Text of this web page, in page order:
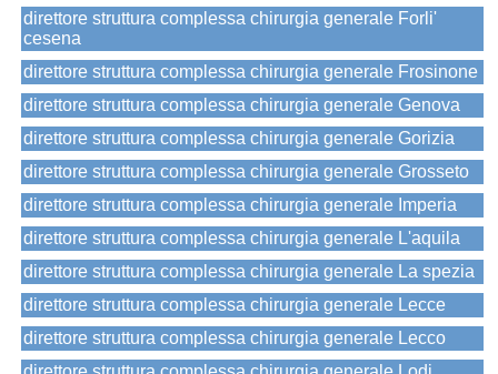
direttore struttura complessa chirurgia generale Forli'
cesena
direttore struttura complessa chirurgia generale Frosinone
direttore struttura complessa chirurgia generale Genova
direttore struttura complessa chirurgia generale Gorizia
direttore struttura complessa chirurgia generale Grosseto
direttore struttura complessa chirurgia generale Imperia
direttore struttura complessa chirurgia generale L'aquila
direttore struttura complessa chirurgia generale La spezia
direttore struttura complessa chirurgia generale Lecce
direttore struttura complessa chirurgia generale Lecco